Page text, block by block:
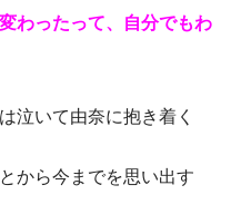
わったって、自分でもわ
泣いて由奈に抱き着く
から今までを思い出す